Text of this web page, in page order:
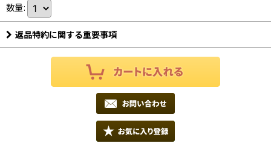
数量:
返品特約に関する重要事項